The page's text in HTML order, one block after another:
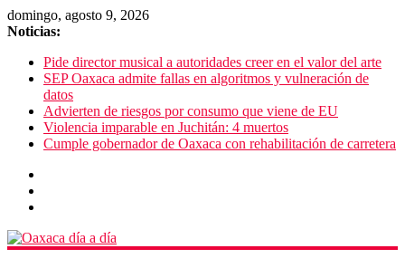
domingo, agosto 9, 2026
Noticias:
Pide director musical a autoridades creer en el valor del arte
SEP Oaxaca admite fallas en algoritmos y vulneración de
datos
Advierten de riesgos por consumo que viene de EU
Violencia imparable en Juchitán: 4 muertos
Cumple gobernador de Oaxaca con rehabilitación de carretera